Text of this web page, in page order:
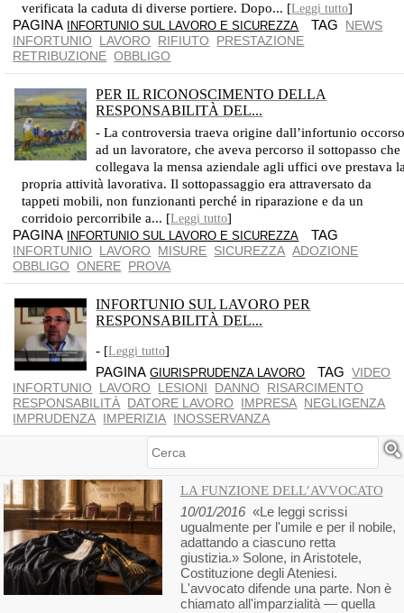
verificata la caduta di diverse portiere. Dopo... [Leggi tutto]
PAGINA INFORTUNIO SUL LAVORO E SICUREZZA TAG NEWS
INFORTUNIO
LAVORO RIFIUTO
PRESTAZIONE
RETRIBUZIONE OBBLIGO
PER IL RICONOSCIMENTO DELLA
RESPONSABILITÀ DEL...
- La controversia traeva origine dall’infortunio
ad un lavoratore, che aveva percorso il sottopasso che
collegava la mensa aziendale agli uffici ove prestava
propria attività lavorativa. Il sottopassaggio era attraversato da
tappeti mobili, non funzionanti perché in riparazione e da un
corridoio percorribile a... [Leggi tutto]
PAGINA INFORTUNIO SUL LAVORO E SICUREZZA TAG
INFORTUNIO LAVORO MISURE SICUREZZA ADOZIONE
OBBLIGO ONERE PROVA
INFORTUNIO SUL LAVORO PER
RESPONSABILITÀ DEL...
- [Leggi tutto]
PAGINAGIURISPRUDENZA LAVORO TAGVIDEO
INFORTUNIO
LAVORO LESIONI DANNO
RISARCIMENTO
RESPONSABILITÀ DATORE LAVORO IMPRESA NEGLIGENZA
IMPRUDENZA IMPERIZIA INOSSERVANZA
Cerca
LA FUNZIONE DELL’AVVOCATO
10/01/2016«Le leggi scrissi
ugualmente per l'umile e per il nobile,
adattando a ciascuno retta
giustizia.» Solone, in Aristotele,
Costituzione degli Ateniesi.
L'avvocato difende una parte. Non è
chiamato all'imparzialità — quella